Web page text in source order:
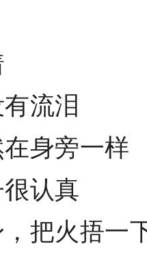
流泪
身旁一样
认真
把火捂一